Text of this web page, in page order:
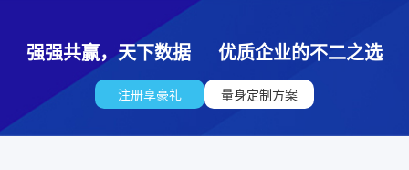
强强共赢，天下数据 优质企业的不二之选
注册享豪礼 量身定制方案